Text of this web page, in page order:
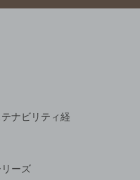
ナビリティ経
ーズ